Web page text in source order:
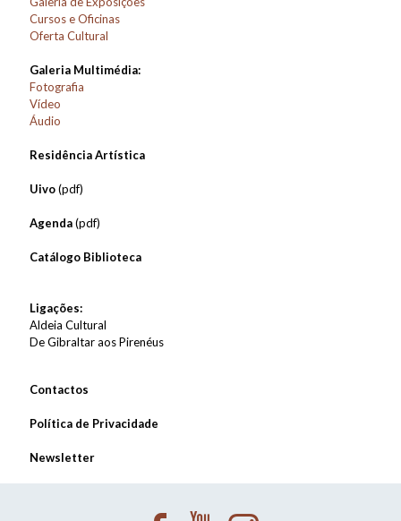
Cursos e Oficinas
Oferta Cultural
Galeria Multimédia:
Fotografia
Vídeo
Áudio
Residência Artística
Uivo(pdf)
Agenda(pdf)
Catálogo Biblioteca
Ligações:
Aldeia Cultural
De Gibraltar aos Pirenéus
Contactos
Política de Privacidade
Newsletter